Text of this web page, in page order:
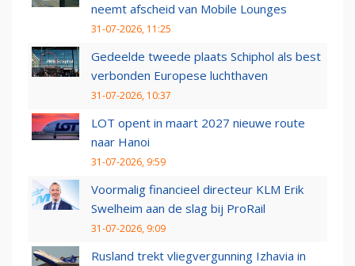
neemt afscheid van Mobile Lounges
31-07-2026, 11:25
Gedeelde tweede plaats Schiphol als best
verbonden Europese luchthaven
31-07-2026, 10:37
LOT opent in maart 2027 nieuwe route
naar Hanoi
31-07-2026, 9:59
Voormalig financieel directeur KLM Erik
Swelheim aan de slag bij ProRail
31-07-2026, 9:09
Rusland trekt vliegvergunning Izhavia in